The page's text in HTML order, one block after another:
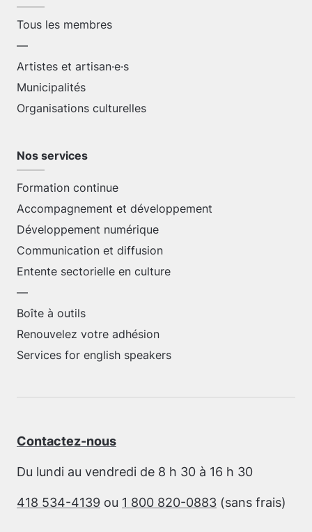
Tous les membres
—
Artistes et artisan·e·s
Municipalités
Organisations culturelles
Nos services
Formation continue
Accompagnement et développement
Développement numérique
Communication et diffusion
Entente sectorielle en culture
—
Boîte à outils
Renouvelez votre adhésion
Services for english speakers
Contactez-nous
Du lundi au vendredi de 8 h 30 à 16 h 30
418 534-4139 ou 1 800 820-0883 (sans frais)